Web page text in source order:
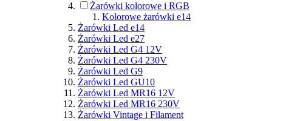
Żarówki kolorowe i RGB
Kolorowe żarówki e14
Żarówki Led e14
Żarówki Led e27
Żarówki Led G4 12V
Żarówki Led G4 230V
Żarówki Led G9
Żarówki Led GU10
Żarówki Led MR16 12V
Żarówki Led MR16 230V
Żarówki Vintage i Filament